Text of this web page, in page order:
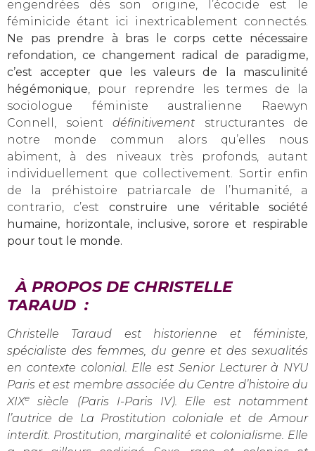
engendrées dès son origine, l’écocide est le
féminicide étant ici inextricablement connectés.
Ne pas prendre à bras le corps cette nécessaire
refondation, ce changement radical de paradigme,
c’est accepter que les valeurs de la masculinité
hégémonique , pour reprendre les termes de la
sociologue féministe australienne Raewyn
Connell, soient définitivement structurantes de
notre monde commun alors qu’elles nous
abiment, à des niveaux très profonds, autant
individuellement que collectivement. Sortir enfin
de la préhistoire patriarcale de l’humanité, a
contrario, c’est construire une véritable société
humaine, horizontale, inclusive, sorore et respirable
pour tout le monde.
À PROPOS DE CHRISTELLE
TARAUD :
Christelle Taraud est historienne et féministe,
spécialiste des femmes, du genre et des sexualités
en contexte colonial. Elle est Senior Lecturer à NYU
Paris et est membre associée du Centre d’histoire du
XIXe
siècle (Paris I-Paris IV). Elle est notamment
l’autrice de La Prostitution coloniale et de Amour
interdit. Prostitution, marginalité et colonialisme. Elle